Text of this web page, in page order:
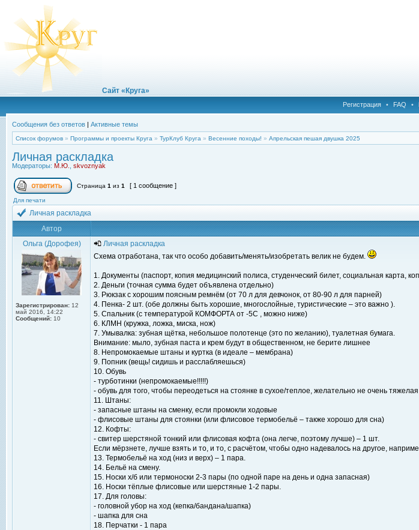
Сайт «Круга»
Регистрация • FAQ •
Сообщения без ответов | Активные темы
Список форумов » Программы и проекты Круга » ТурКлуб Круга » Весенние походы! » Апрельская пешая двушка 2025
Личная раскладка
Модераторы: М.Ю. skvoznyak
Страница 1 из 1 [ 1 сообщение ]
Для печати
Личная раскладка
Автор
Ольга (Дорофея)
Зарегистрирован: 12
май 2016, 14:22
Сообщений: 10
Личная раскладка
Схема отработана, так что особо добавить/менять/изобретать велик не будем.
1. Документы (паспорт, копия медицинский полиса, студенческий билет, социальная карта,
2. Деньги (точная сумма будет объявлена отдельно)
3. Рюкзак с хорошим поясным ремнём (от 70 л для девчонок, от 80-90 л для парней)
4. Пенка- 2 шт. (обе должны быть хорошие, многослойные, туристические – это важно ).
5. Спальник (с температурой КОМФОРТА от -5С , можно ниже)
6. КЛМН (кружка, ложка, миска, нож)
7. Умывалка: зубная щётка, небольшое полотенце (это по желанию), туалетная бумага.
Внимание: мыло, зубная паста и крем будут в общественном, не берите лишнее
8. Непромокаемые штаны и куртка (в идеале – мембрана)
9. Попник (вещь! сидишь и расслабляешься)
10. Обувь
- турботинки (непромокаемые!!!!!)
- обувь для того, чтобы переодеться на стоянке в сухое/теплое, желательно не очень
11. Штаны:
- запасные штаны на сменку, если промокли ходовые
- флисовые штаны для стоянки (или флисовое термобельё – также хорошо для сна)
12. Кофты:
- свитер шерстяной тонкий или флисовая кофта (она легче, поэтому лучше) – 1 шт.
Если мёрзнете, лучше взять и то, и то, с расчётом, чтобы одно надевалось на другое,
13. Термобельё на ход (низ и верх) – 1 пара.
14. Бельё на смену.
15. Носки х/б или термоноски 2-3 пары (по одной паре на день и одна запасная)
16. Носки тёплые флисовые или шерстяные 1-2 пары.
17. Для головы:
- головной убор на ход (кепка/бандана/шапка)
- шапка для сна
18. Перчатки - 1 пара